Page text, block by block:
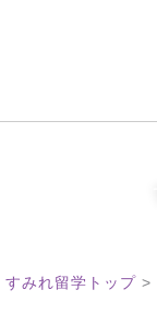
すみれ留学トップ >
イ